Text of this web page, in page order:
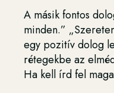
A másik fontos
minden.”
egy pozitív dolog
rétegekbe az
Ha kell írd fel